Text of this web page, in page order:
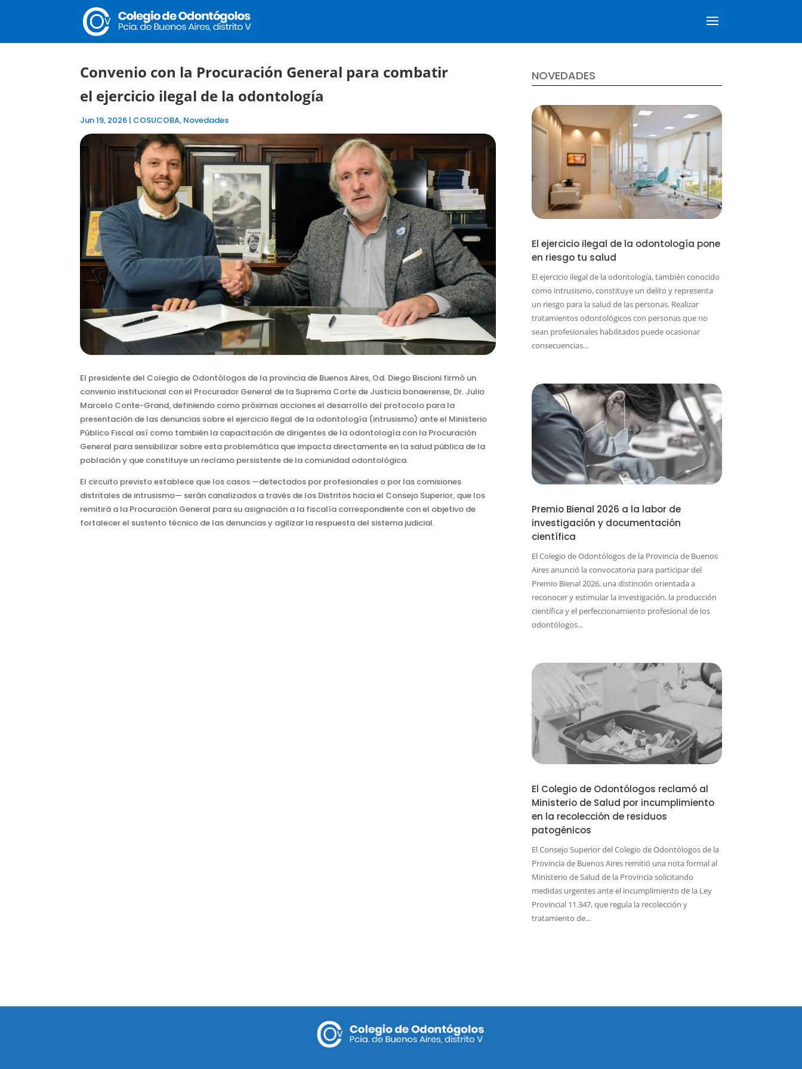
Convenio con la Procuración General para combatir
el ejercicio ilegal de la odontología
Jun 19, 2026 | COSUCOBA, Novedades
El presidente del Colegio de Odontólogos de la provincia de Buenos Aires, Od. Diego Biscioni firmó un
convenio institucional con el Procurador General de la Suprema Corte de Justicia bonaerense, Dr. Julio
Marcelo Conte-Grand, definiendo como próximas acciones el desarrollo del protocolo para la
presentación de las denuncias sobre el ejercicio ilegal de la odontología (intrusismo) ante el Ministerio
Público Fiscal así como también la capacitación de dirigentes de la odontología con la Procuración
General para sensibilizar sobre esta problemática que impacta directamente en la salud pública de la
población y que constituye un reclamo persistente de la comunidad odontológica.
El circuito previsto establece que los casos —detectados por profesionales o por las comisiones
distritales de intrusismo— serán canalizados a través de los Distritos hacia el Consejo Superior, que los
remitirá a la Procuración General para su asignación a la fiscalía correspondiente con el objetivo de
fortalecer el sustento técnico de las denuncias y agilizar la respuesta del sistema judicial.
NOVEDADES
El ejercicio ilegal de la odontología pone
en riesgo tu salud
El ejercicio ilegal de la odontología, también conocido
como intrusismo, constituye un delito y representa
un riesgo para la salud de las personas. Realizar
tratamientos odontológicos con personas que no
sean profesionales habilitados puede ocasionar
consecuencias...
Premio Bienal 2026 a la labor de
investigación y documentación
científica
El Colegio de Odontólogos de la Provincia de Buenos
Aires anunció la convocatoria para participar del
Premio Bienal 2026, una distinción orientada a
reconocer y estimular la investigación, la producción
científica y el perfeccionamiento profesional de los
odontólogos...
El Colegio de Odontólogos reclamó al
Ministerio de Salud por incumplimiento
en la recolección de residuos
patogénicos
El Consejo Superior del Colegio de Odontólogos de la
Provincia de Buenos Aires remitió una nota formal al
Ministerio de Salud de la Provincia solicitando
medidas urgentes ante el incumplimiento de la Ley
Provincial 11.347, que regula la recolección y
tratamiento de...